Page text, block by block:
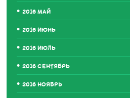
2016 МАЙ
2016 ИЮНЬ
2016 ИЮЛЬ
2016 СЕНТЯБРЬ
2016 НОЯБРЬ